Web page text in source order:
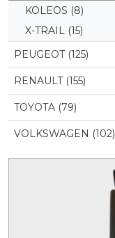
KOLEOS (8)
X-TRAIL (15)
PEUGEOT (125)
RENAULT (155)
TOYOTA (79)
VOLKSWAGEN (102)